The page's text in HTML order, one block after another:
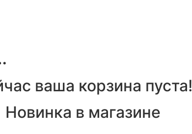
ваша корзина пуста!
Новинка в магазине